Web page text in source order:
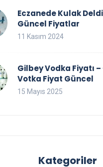
Eczanede Kulak
Güncel Fiyatlar
11 Kasım 2024
Gilbey Vodka Fiyatı –
Votka Fiyat Güncel
15 Mayıs 2025
Kategoriler